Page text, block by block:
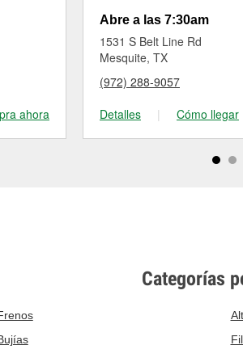
ahora
Abre a las 7:30am
1531 S Belt Line Rd
Mesquite, TX
(972) 288-9057
Detalles
| Cómo llegar
Categorías